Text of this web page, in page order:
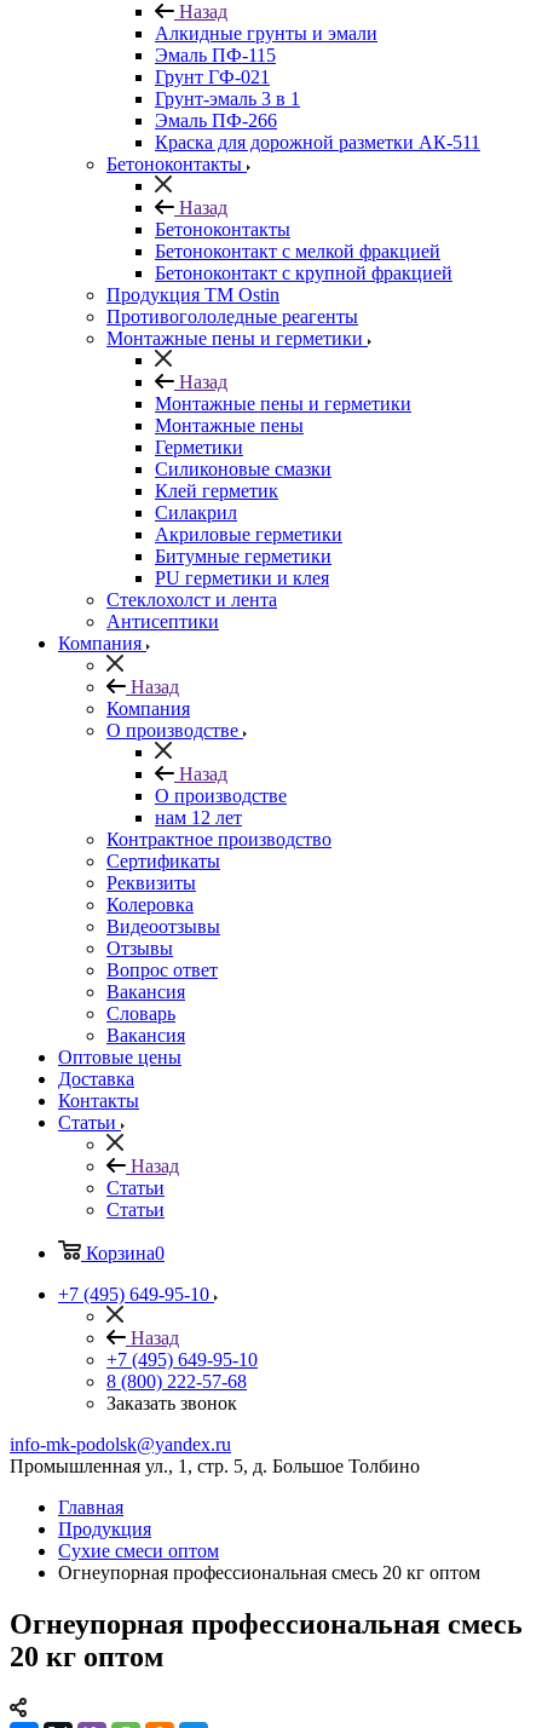
Назад
Алкидные грунты и эмали
Эмаль ПФ-115
Грунт ГФ-021
Грунт-эмаль 3 в 1
Эмаль ПФ-266
Краска для дорожной разметки АК-511
Бетоноконтакты
Назад
Бетоноконтакты
Бетоноконтакт с мелкой фракцией
Бетоноконтакт с крупной фракцией
Продукция ТМ Ostin
Противогололедные реагенты
Монтажные пены и герметики
Назад
Монтажные пены и герметики
Монтажные пены
Герметики
Силиконовые смазки
Клей герметик
Силакрил
Акриловые герметики
Битумные герметики
PU герметики и клея
Стеклохолст и лента
Антисептики
Компания
Назад
Компания
О производстве
Назад
О производстве
нам 12 лет
Контрактное производство
Сертификаты
Реквизиты
Колеровка
Видеоотзывы
Отзывы
Вопрос ответ
Вакансия
Словарь
Вакансия
Оптовые цены
Доставка
Контакты
Статьи
Назад
Статьи
Статьи
Корзина0
+7 (495) 649-95-10
Назад
+7 (495) 649-95-10
8 (800) 222-57-68
Заказать звонок
info-mk-podolsk@yandex.ru
Промышленная ул., 1, стр. 5, д. Большое Толбино
Главная
Продукция
Сухие смеси оптом
Огнеупорная профессиональная смесь 20 кг оптом
Огнеупорная профессиональная смесь
20 кг оптом